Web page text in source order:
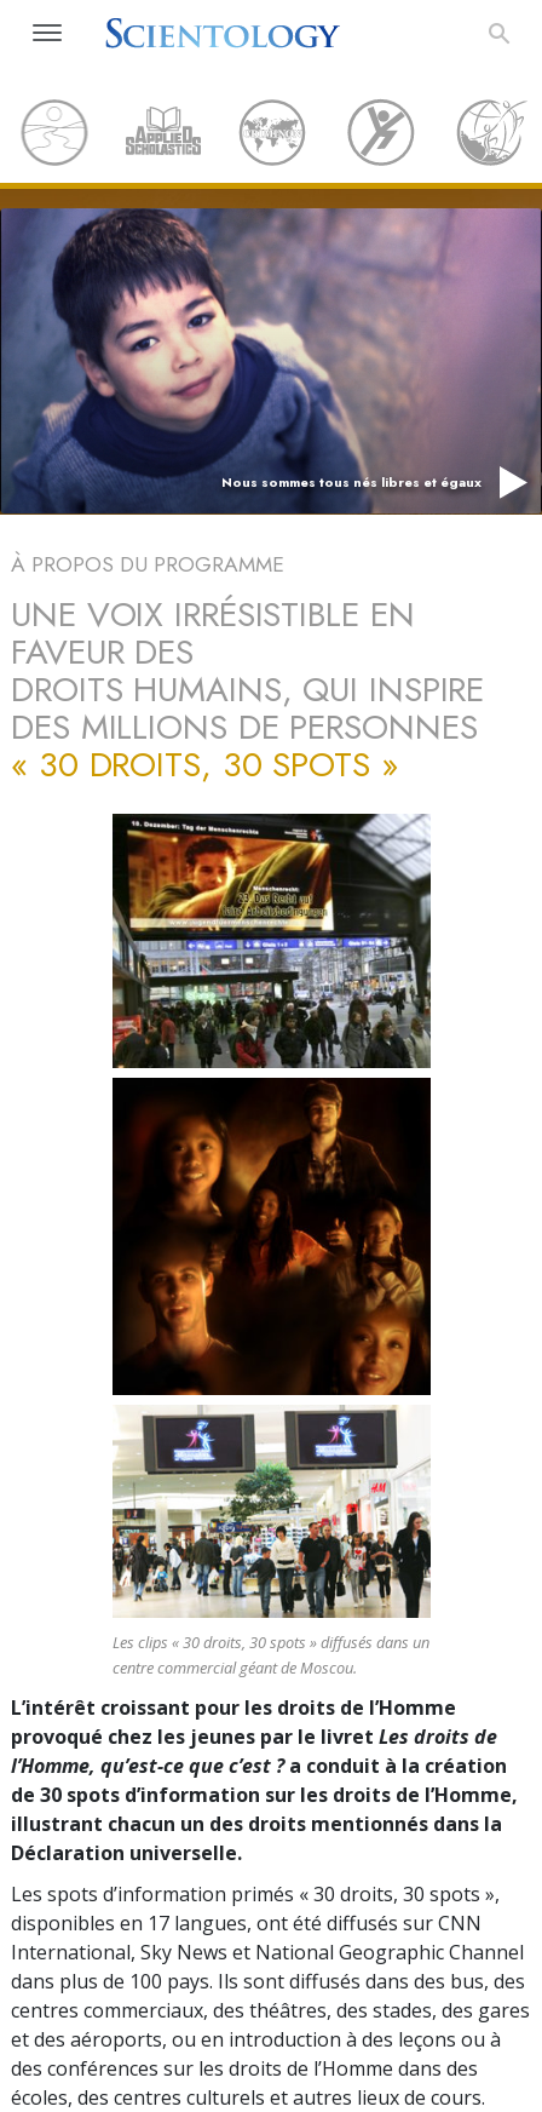
Nous sommes tous nés libres et égaux
À PROPOS DU PROGRAMME
UNE VOIX IRRÉSISTIBLE EN
FAVEUR DES
DROITS HUMAINS, QUI INSPIRE
DES MILLIONS DE PERSONNES
« 30 DROITS, 30 SPOTS »
Les clips « 30 droits, 30 spots » diffusés dans un
centre commercial géant de Moscou.
L’intérêt croissant pour les droits de l’Homme
provoqué chez les jeunes par le livret Les droits de
l’Homme, qu’est-ce que c’est ?a conduit à la création
de 30 spots d’information sur les droits de l’Homme,
illustrant chacun un des droits mentionnés dans la
Déclaration universelle.
Les spots d’information primés « 30 droits, 30 spots »,
disponibles en 17 langues, ont été diffusés sur CNN
International, Sky News et National Geographic Channel
dans plus de 100 pays. Ils sont diffusés dans des bus, des
centres commerciaux, des théâtres, des stades, des gares
et des aéroports, ou en introduction à des leçons ou à
des conférences sur les droits de l’Homme dans des
écoles, des centres culturels et autres lieux de cours.